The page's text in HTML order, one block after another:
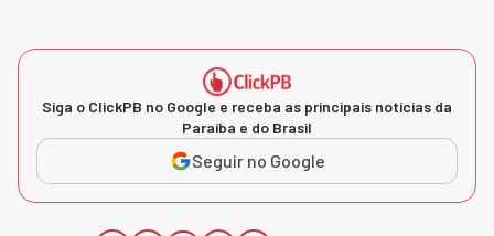
Siga o ClickPB no Google e receba as principais notícias da
Paraíba e do Brasil
Seguir no Google